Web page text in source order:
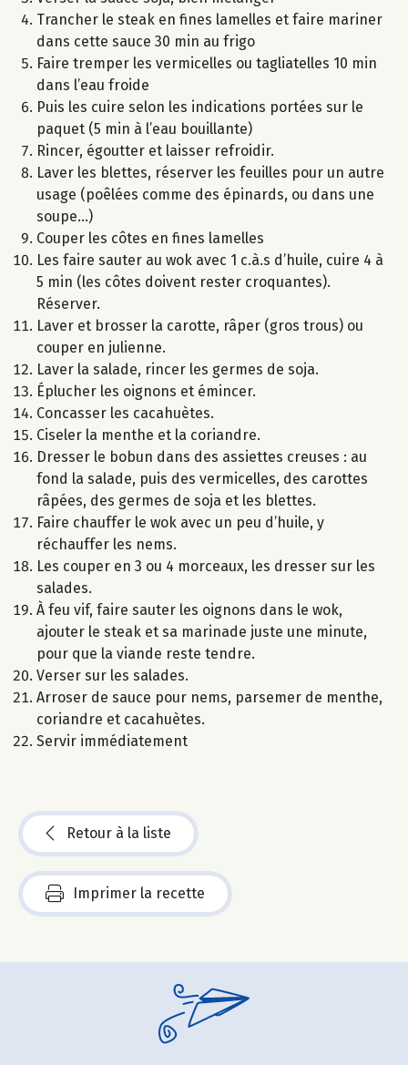
Trancher le steak en fines lamelles et faire mariner
dans cette sauce 30 min au frigo
Faire tremper les vermicelles ou tagliatelles 10 min
dans l’eau froide
Puis les cuire selon les indications portées sur le
paquet (5 min à l’eau bouillante)
Rincer, égoutter et laisser refroidir.
Laver les blettes, réserver les feuilles pour un autre
usage (poêlées comme des épinards, ou dans une
soupe...)
Couper les côtes en fines lamelles
Les faire sauter au wok avec 1 c.à.s d’huile, cuire 4 à
5 min (les côtes doivent rester croquantes).
Réserver.
Laver et brosser la carotte, râper (gros trous) ou
couper en julienne.
Laver la salade, rincer les germes de soja.
Éplucher les oignons et émincer.
Concasser les cacahuètes.
Ciseler la menthe et la coriandre.
Dresser le bobun dans des assiettes creuses : au
fond la salade, puis des vermicelles, des carottes
râpées, des germes de soja et les blettes.
Faire chauffer le wok avec un peu d’huile, y
réchauffer les nems.
Les couper en 3 ou 4 morceaux, les dresser sur les
salades.
À feu vif, faire sauter les oignons dans le wok,
ajouter le steak et sa marinade juste une minute,
pour que la viande reste tendre.
Verser sur les salades.
Arroser de sauce pour nems, parsemer de menthe,
coriandre et cacahuètes.
Servir immédiatement
Retour à la liste
Imprimer la recette